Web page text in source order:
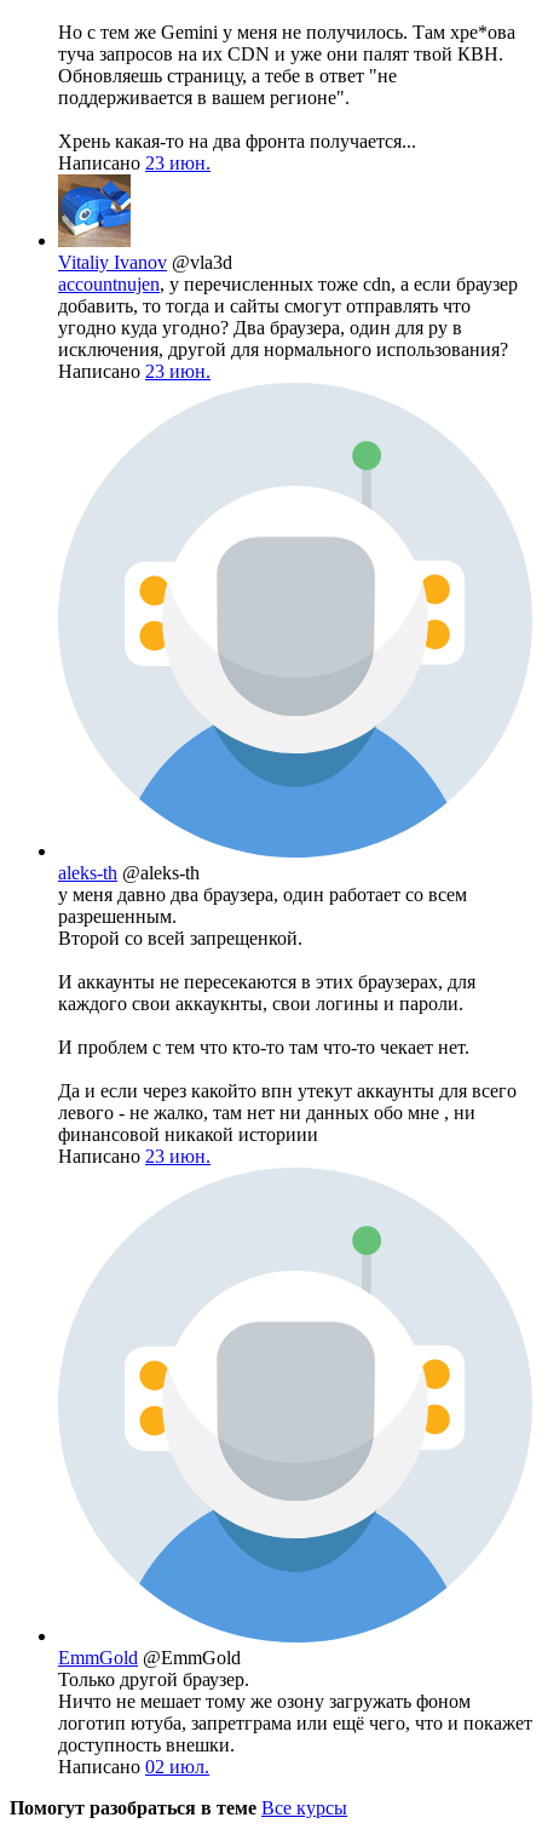
Но с тем же Gemini у меня не получилось. Там хре*ова
туча запросов на их CDN и уже они палят твой КВН.
Обновляешь страницу, а тебе в ответ "не
поддерживается в вашем регионе".
Хрень какая-то на два фронта получается...
Написано 23 июн.
Vitaliy Ivanov @vla3d
accountnujen, у перечисленных тоже cdn, а если браузер
добавить, то тогда и сайты смогут отправлять что
угодно куда угодно? Два браузера, один для ру в
исключения, другой для нормального использования?
Написано 23 июн.
aleks-th @aleks-th
у меня давно два браузера, один работает со всем
разрешенным.
Второй со всей запрещенкой.
И аккаунты не пересекаются в этих браузерах, для
каждого свои аккаукнты, свои логины и пароли.
И проблем с тем что кто-то там что-то чекает нет.
Да и если через какойто впн утекут аккаунты для всего
левого - не жалко, там нет ни данных обо мне , ни
финансовой никакой историии
Написано 23 июн.
EmmGold @EmmGold
Только другой браузер.
Ничто не мешает тому же озону загружать фоном
логотип ютуба, запретграма или ещё чего, что и покажет
доступность внешки.
Написано 02 июл.
Помогут разобраться в теме Все курсы